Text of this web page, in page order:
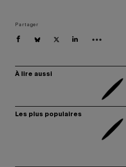
Partager
À lire aussi
Les plus populaires